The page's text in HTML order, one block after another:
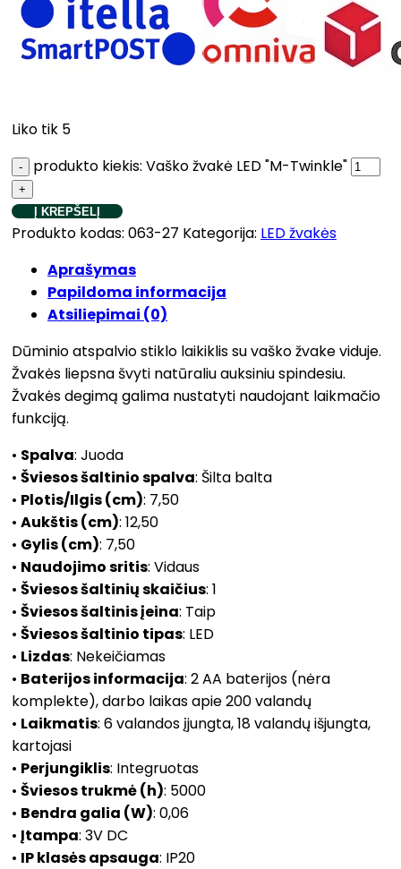
Liko tik 5
produkto kiekis: Vaško žvakė LED "M-Twinkle"
Į KREPŠELĮ
Produkto kodas: 063-27 Kategorija: LED žvakės
Aprašymas
Papildoma informacija
Atsiliepimai (0)
Dūminio atspalvio stiklo laikiklis su vaško žvake viduje.
Žvakės liepsna švyti natūraliu auksiniu spindesiu.
Žvakės degimą galima nustatyti naudojant laikmačio
funkciją.
• Spalva: Juoda
• Šviesos šaltinio spalva: Šilta balta
• Plotis/Ilgis (cm): 7,50
• Aukštis (cm): 12,50
• Gylis (cm): 7,50
• Naudojimo sritis: Vidaus
• Šviesos šaltinių skaičius: 1
• Šviesos šaltinis įeina: Taip
• Šviesos šaltinio tipas: LED
• Lizdas: Nekeičiamas
• Baterijos informacija: 2 AA baterijos (nėra
komplekte), darbo laikas apie 200 valandų
• Laikmatis: 6 valandos įjungta, 18 valandų išjungta,
kartojasi
• Perjungiklis: Integruotas
• Šviesos trukmė (h): 5000
• Bendra galia (W): 0,06
• Įtampa: 3V DC
• IP klasės apsauga: IP20